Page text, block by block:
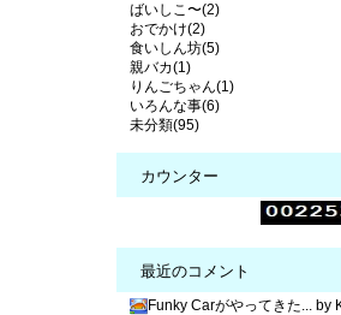
ばいしこ〜(2)
おでかけ(2)
食いしん坊(5)
親バカ(1)
りんごちゃん(1)
いろんな事(6)
未分類(95)
カウンター
最近のコメント
Funky Carがやってきた... by